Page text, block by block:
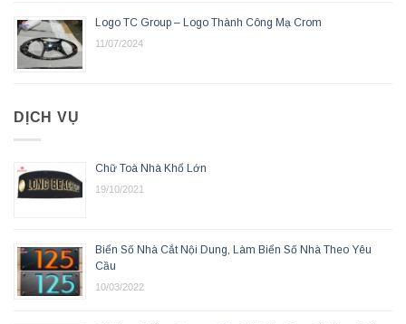
Logo TC Group – Logo Thành Công Mạ Crom
11/07/2024
DỊCH VỤ
Chữ Toà Nhà Khổ Lớn
19/10/2021
Biển Số Nhà Cắt Nội Dung, Làm Biển Số Nhà Theo Yêu
Cầu
10/03/2022